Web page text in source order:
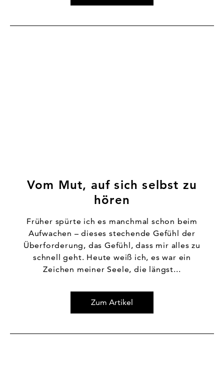
Vom Mut, auf sich selbst zu
hören
Früher spürte ich es manchmal schon beim
Aufwachen – dieses stechende Gefühl der
Überforderung, das Gefühl, dass mir alles zu
schnell geht. Heute weiß ich, es war ein
Zeichen meiner Seele, die längst...
Zum Artikel